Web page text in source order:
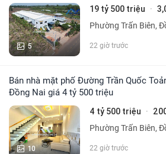
5
19 tỷ 500 triệu ·
Phường Trấn Biên,
22 giờ trước
Bán nhà mặt phố Đường Trần Quốc Toản, An Bình, Biên Hòa,
Đồng Nai giá 4 tỷ 500 triệu
10
4 tỷ 500 triệu ·
Phường Trấn Biên,
22 giờ trước